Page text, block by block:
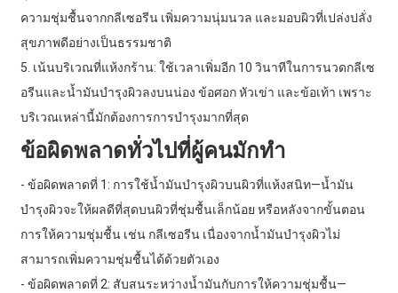
ความชุ่มชื้นจากกลีเซอรีน เพิ่มความนุ่มนวล และมอบผิวที่เปล่งปลั่ง
สุขภาพดีอย่างเป็นธรรมชาติ
5. เน้นบริเวณที่แห้งกร้าน: ใช้เวลาเพิ่มอีก 10 วินาทีในการนวดกลีเซ
อรีนและน้ำมันบำรุงผิวลงบนน่อง ข้อศอก หัวเข่า และข้อเท้า เพราะ
บริเวณเหล่านี้มักต้องการการบำรุงมากที่สุด
ข้อผิดพลาดทั่วไปที่ผู้คนมักทำ
- ข้อผิดพลาดที่ 1: การใช้น้ำมันบำรุงผิวบนผิวที่แห้งสนิท—น้ำมัน
บำรุงผิวจะให้ผลดีที่สุดบนผิวที่ชุ่มชื้นเล็กน้อย หรือหลังจากขั้นตอน
การให้ความชุ่มชื้น เช่น กลีเซอรีน เนื่องจากน้ำมันบำรุงผิวไม่
สามารถเพิ่มความชุ่มชื้นได้ด้วยตัวเอง
- ข้อผิดพลาดที่ 2: สับสนระหว่างน้ำมันกับการให้ความชุ่มชื้น—